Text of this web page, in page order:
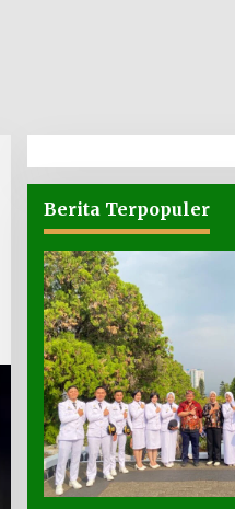
Berita Terpopuler